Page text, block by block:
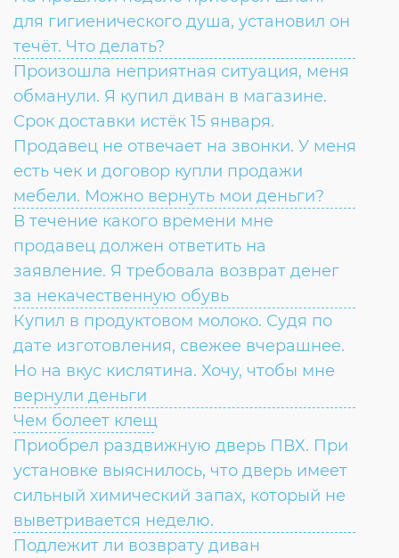
для гигиенического душа, установил он
течёт. Что делать?
Произошла неприятная ситуация, меня
обманули. Я купил диван в магазине.
Срок доставки истёк 15 января.
Продавец не отвечает на звонки. У меня
есть чек и договор купли продажи
мебели. Можно вернуть мои деньги?
В течение какого времени мне
продавец должен ответить на
заявление. Я требовала возврат денег
за некачественную обувь
Купил в продуктовом молоко. Судя по
дате изготовления, свежее вчерашнее.
Но на вкус кислятина. Хочу, чтобы мне
вернули деньги
Чем болеет клещ
Приобрел раздвижную дверь ПВХ. При
установке выяснилось, что дверь имеет
сильный химический запах, который не
выветривается неделю.
Подлежит ли возврату диван